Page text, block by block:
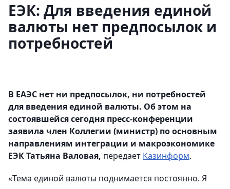
ЕЭК: Для введения единой
валюты нет предпосылок и
потребностей
В ЕАЭС нет ни предпосылок, ни потребностей
для введения единой валюты. Об этом на
состоявшейся сегодня пресс-конференции
заявила член Коллегии (министр) по основным
направлениям интеграции и макроэкономике
ЕЭК Татьяна Валовая, передает Казинформ.
«Тема единой валюты поднимается постоянно. Я